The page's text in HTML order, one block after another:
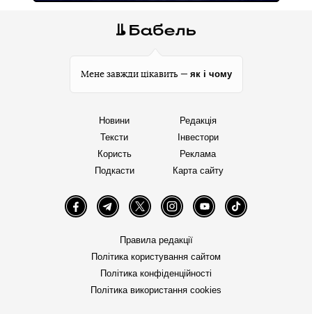
Мене завжди цікавить — як і чому
Новини
Тексти
Користь
Подкасти
Редакція
Інвестори
Реклама
Карта сайту
FacebookTelegramTwitter InstagramYouTube TikTok
Правила редакції
Політика користування сайтом
Політика конфіденційності
Політика використання cookies